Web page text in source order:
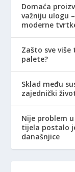
Domaća
važniju ulogu
moderne
Zašto sve
palete?
Sklad među
zajednički
Nije problem
tijela postalo
današnjice